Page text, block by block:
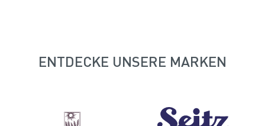
ENTDECKE UNSERE MARKEN